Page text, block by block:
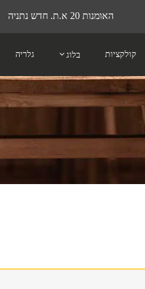
האומנות 20 א.ת. חדש נתניה
קולקציות בלוג גלריה